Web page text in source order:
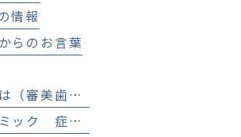
情報
らのお言葉
セレック治療とは（審美歯科、セラミック治療）
セレック セラミック 症例集